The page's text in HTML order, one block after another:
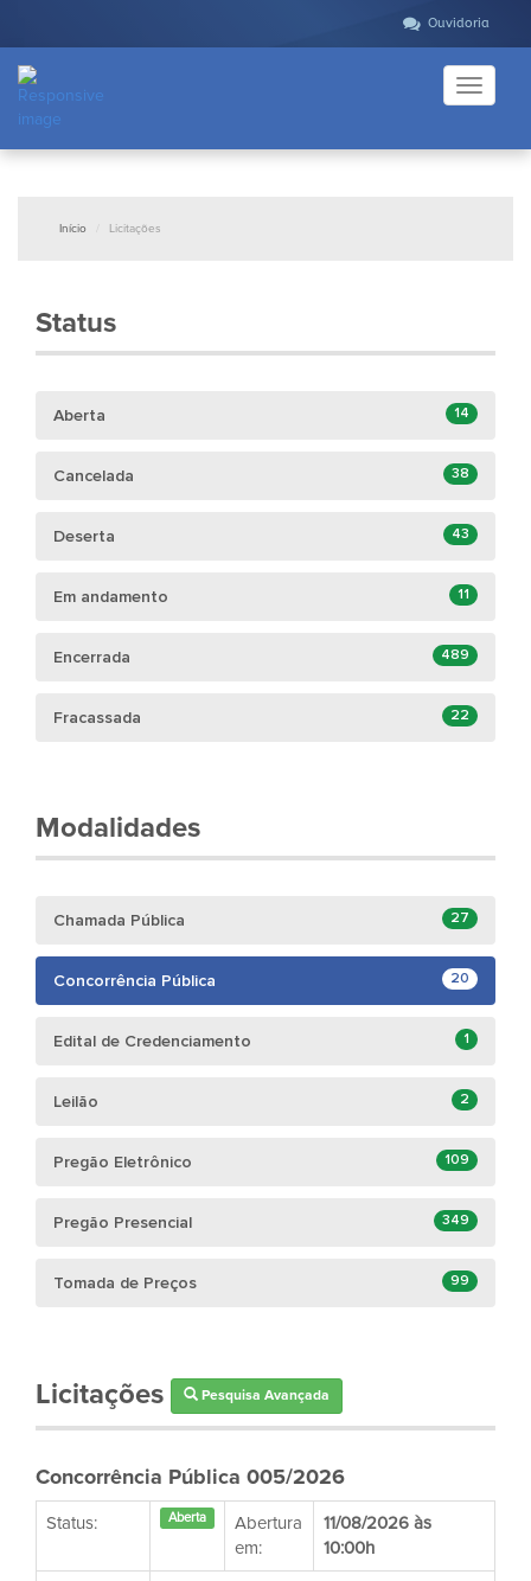
Ouvidoria
Toggle
Início Licitações
Status
Aberta 14
Cancelada 38
Deserta 43
Em andamento 11
Encerrada 489
Fracassada 22
Modalidades
Chamada Pública 27
Concorrência Pública 20
Edital de Credenciamento 1
Leilão 2
Pregão Eletrônico 109
Pregão Presencial 349
Tomada de Preços 99
Licitações Pesquisa Avançada
Concorrência Pública 005/2026
Status: Aberta
Abertura
em:
11/08/2026 às
10:00h